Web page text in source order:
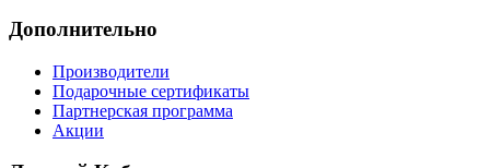
Дополнительно
Производители
Подарочные сертификаты
Партнерская программа
Акции